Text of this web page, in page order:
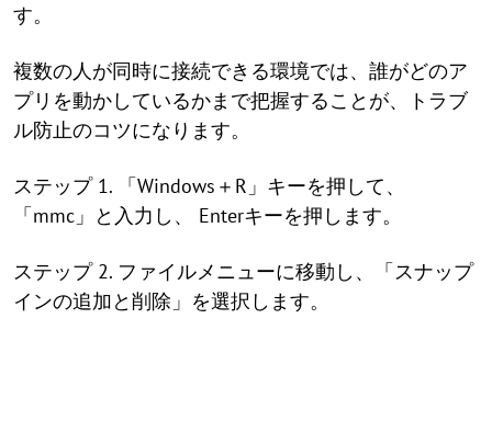
す。
複数の人が同時に接続できる環境では、誰がどのア
プリを動かしているかまで把握することが、トラブ
ル防止のコツになります。
ステップ 1. 「Windows＋R」キーを押して、
「mmc」と入力し、 Enterキーを押します。
ステップ 2. ファイルメニューに移動し、「スナップ
インの追加と削除」を選択します。